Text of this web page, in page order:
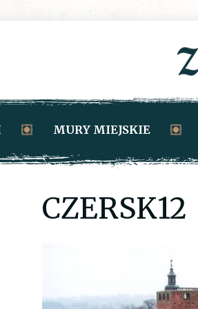
MURY MIEJSKIE
CZERSK12